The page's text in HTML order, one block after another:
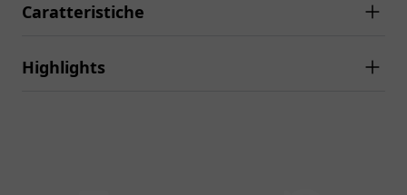
Caratteristiche
Highlights